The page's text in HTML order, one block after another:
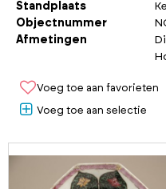
Standplaats
Objectnummer
Afmetingen
Voeg toe aan favorieten
Voeg toe aan selectie